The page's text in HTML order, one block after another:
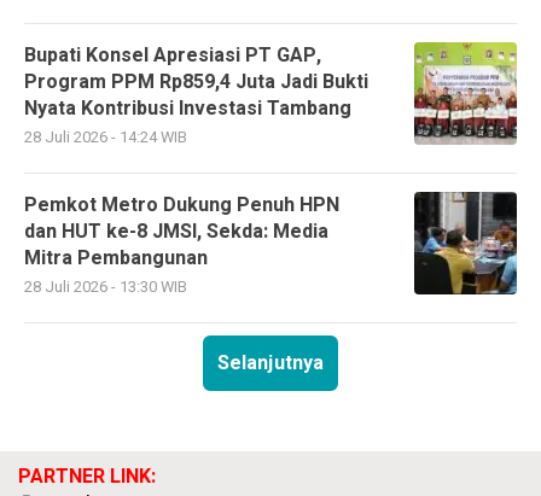
Bupati Konsel Apresiasi PT GAP,
Program PPM Rp859,4 Juta Jadi Bukti
Nyata Kontribusi Investasi Tambang
28 Juli 2026 - 14:24 WIB
Pemkot Metro Dukung Penuh HPN
dan HUT ke-8 JMSI, Sekda: Media
Mitra Pembangunan
28 Juli 2026 - 13:30 WIB
Selanjutnya
PARTNER LINK: